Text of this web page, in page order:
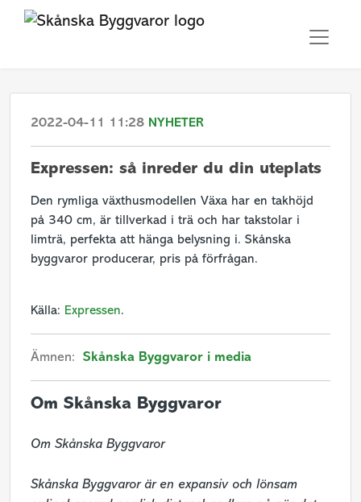
2022-04-11 11:28 NYHETER
Expressen: så inreder du din uteplats
Den rymliga växthusmodellen Växa har en takhöjd
på 340 cm, är tillverkad i trä och har takstolar i
limträ, perfekta att hänga belysning i. Skånska
byggvaror producerar, pris på förfrågan.
Källa: Expressen.
Ämnen: Skånska Byggvaror i media
Om Skånska Byggvaror
Om Skånska Byggvaror
Skånska Byggvaror är en expansiv och lönsam